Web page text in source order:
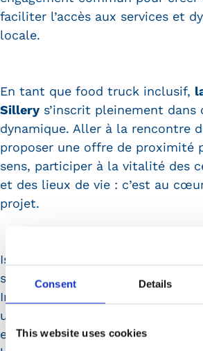
Consent Details
This website uses cookies
faciliter l’accès aux services et
locale.
En tant que food truck inclusif,
Sillery s’inscrit pleinement dans
dynamique. Aller à la rencontre
proposer une offre de proximité
sens, participer à la vitalité des
et des lieux de vie : c’est au
projet.
Issu d’une démarche
soutenu par le programme TIMS,
Inclusion Mobilité Sobriété, ce
un document pionnier pour la
et le développement de